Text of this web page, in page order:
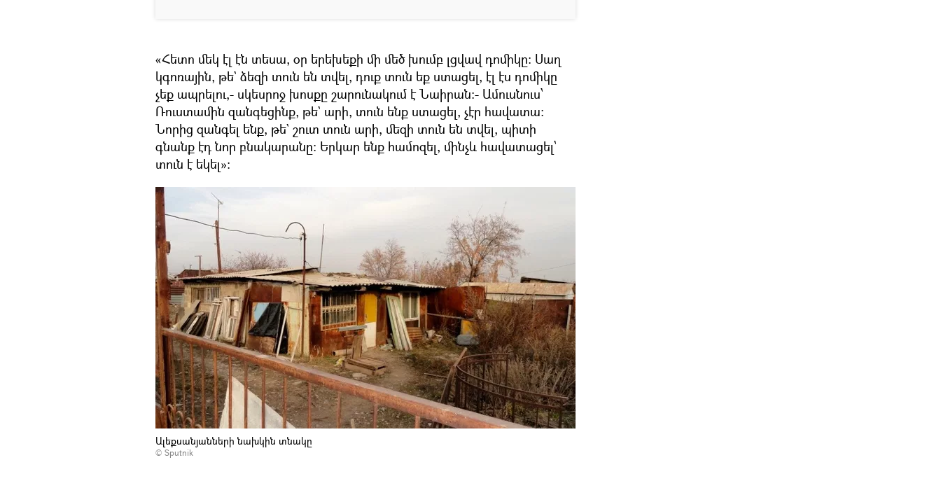
«Հետո մեկ էլ էն տեսա, օր երեխեքի մի մեծ խումբ լցվավ դոմիկը: Սաղ
կգոռային, թե` ձեզի տուն են տվել, դուք տուն եք ստացել, էլ էս դոմիկը
չեք ապրելու,- սկեսրոջ խոսքը շարունակում է Նաիրան։- Ամուսնուս՝
Ռուստամին զանգեցինք, թե` արի, տուն ենք ստացել, չէր հավատա:
Նորից զանգել ենք, թե` շուտ տուն արի, մեզի տուն են տվել, պիտի
գնանք էդ նոր բնակարանը: Երկար ենք համոզել, մինչև հավատացել՝
տուն է եկել»:
Ալեքսանյանների նախկին տնակը
© Sputnik